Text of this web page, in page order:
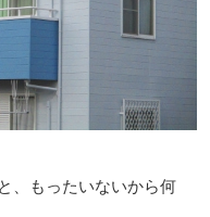
、もったいないから何